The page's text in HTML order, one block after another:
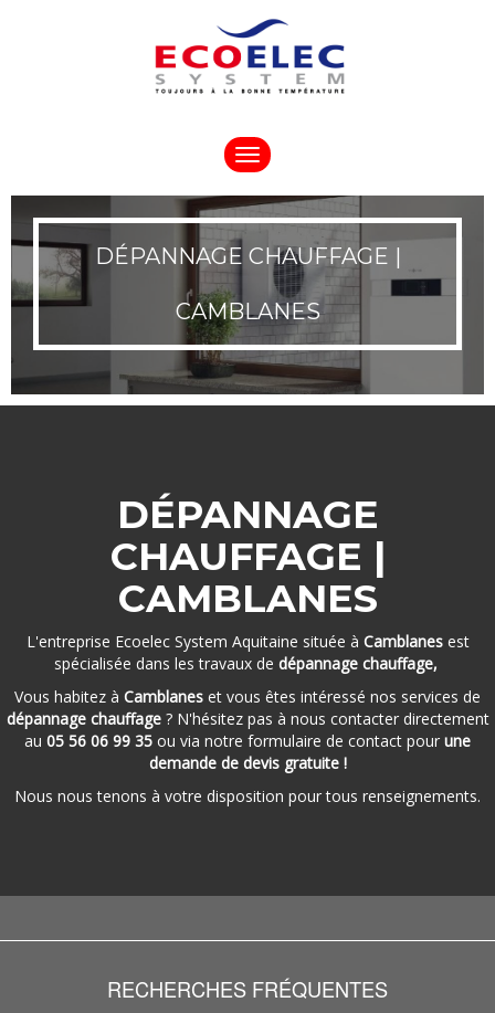
Toggle
navigation
DÉPANNAGE CHAUFFAGE |
CAMBLANES
DÉPANNAGE
CHAUFFAGE |
CAMBLANES
L'entreprise Ecoelec System Aquitaine située à Camblanes est
spécialisée dans les travaux de dépannage chauffage,
Vous habitez à Camblanes et vous êtes intéressé nos services de
dépannage chauffage ? N'hésitez pas à nous contacter directement
au 05 56 06 99 35 ou via notre formulaire de contact pour une
demande de devis gratuite !
Nous nous tenons à votre disposition pour tous renseignements.
RECHERCHES FRÉQUENTES